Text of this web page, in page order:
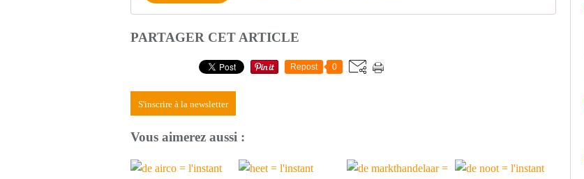
PARTAGER CET ARTICLE
Repost 0
S'inscrire à la newsletter
Vous aimerez aussi :